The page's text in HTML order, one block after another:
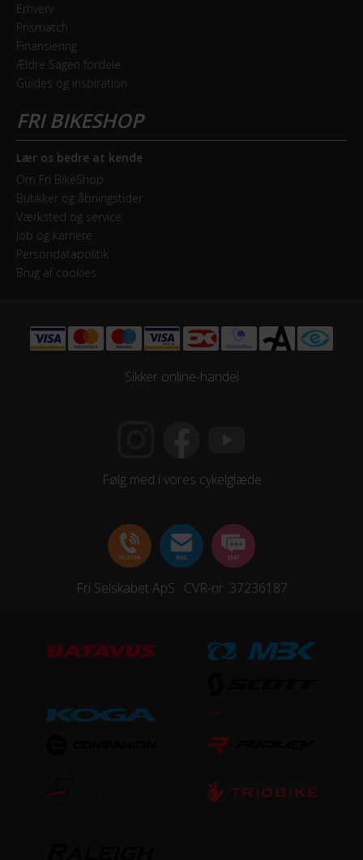
Erhverv
Prismatch
Finansiering
Ældre Sagen fordele
Guides og inspiration
Lær os bedre at kende
Om Fri BikeShop
Butikker og åbningstider
Værksted og service
Job og karriere
Persondatapolitik
Brug af cookies
Sikker online-handel
Følg med i vores cykelglæde
Fri Selskabet ApS · CVR-nr. 37236187